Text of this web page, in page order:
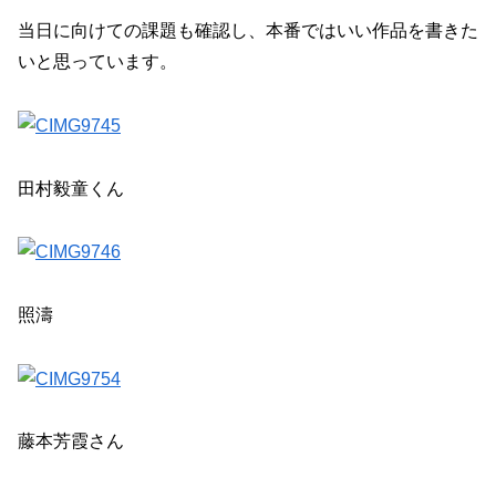
当日に向けての課題も確認し、本番ではいい作品を書きた
いと思っています。
田村毅童くん
照濤
藤本芳霞さん